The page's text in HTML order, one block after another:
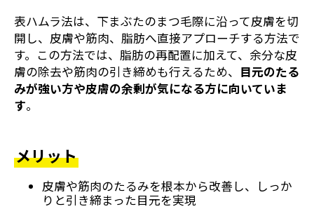
表ハムラ法は、下まぶたのまつ毛際に沿って皮膚を切
開し、皮膚や筋肉、脂肪へ直接アプローチする方法で
す。この方法では、脂肪の再配置に加えて、余分な皮
膚の除去や筋肉の引き締めも行えるため、 目元のたる
みが強い方や皮膚の余剰が気になる方に向いていま
す。
メリット
皮膚や筋肉のたるみを根本から改善し、しっか
りと引き締まった目元を実現